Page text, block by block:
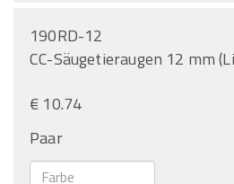
190RD-12
CC-Säugetieraugen 12 mm
€ 10.74
Paar